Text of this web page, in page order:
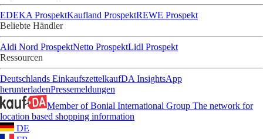
EDEKA ProspektKaufland ProspektREWE Prospekt
Beliebte Händler
Aldi Nord ProspektNetto ProspektLidl Prospekt
Ressourcen
Deutschlands EinkaufszettelkaufDA InsightsApp
herunterladenPressemeldungen
Member of Bonial International Group The network for
location based shopping information
DE